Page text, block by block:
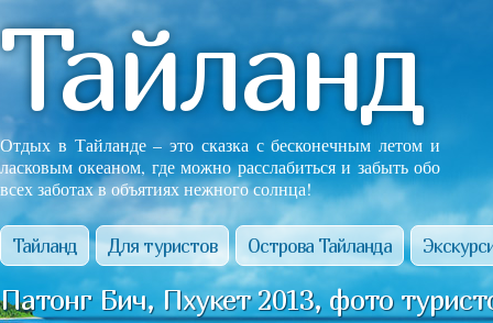
Тайланд
Отдых в Тайланде – это сказка с бесконечным летом и
ласковым океаном, где можно расслабиться и забыть обо
всех заботах в объятиях нежного солнца!
Тайланд Для туристов Острова Тайланда
Патонг Бич, Пхукет 2013, фото